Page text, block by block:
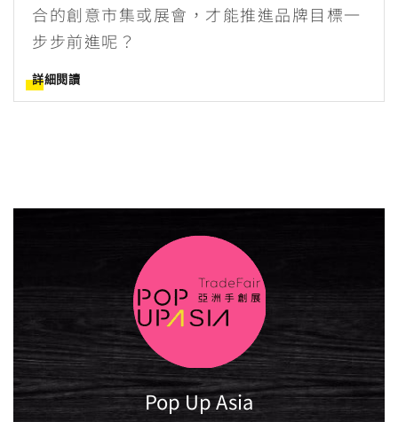
合的創意市集或展會，才能推進品牌目標一
步步前進呢？
詳細閱讀
Pop Up Asia